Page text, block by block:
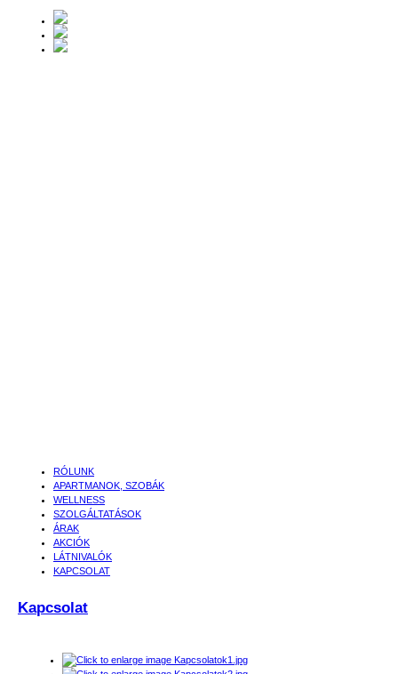
RÓLUNK
APARTMANOK, SZOBÁK
WELLNESS
SZOLGÁLTATÁSOK
ÁRAK
AKCIÓK
LÁTNIVALÓK
KAPCSOLAT
Kapcsolat